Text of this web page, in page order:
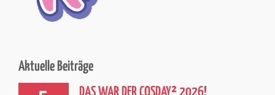
Aktuelle Beiträge